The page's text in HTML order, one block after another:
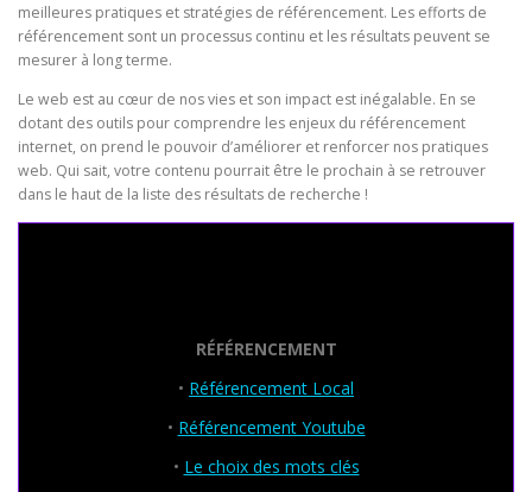
meilleures pratiques et stratégies de référencement. Les efforts de
référencement sont un processus continu et les résultats peuvent se
mesurer à long terme.
Le web est au cœur de nos vies et son impact est inégalable. En se
dotant des outils pour comprendre les enjeux du référencement
internet, on prend le pouvoir d’améliorer et renforcer nos pratiques
web. Qui sait, votre contenu pourrait être le prochain à se retrouver
dans le haut de la liste des résultats de recherche !
RÉFÉRENCEMENT
• Référencement Local
• Référencement Youtube
• Le choix des mots clés